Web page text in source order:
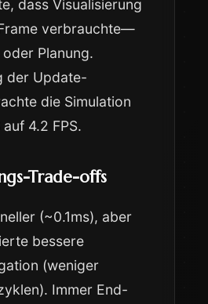
dass Visualisierung
verbrauchte—
Planung.
der Update-
die Simulation
4.2 FPS.
Trade-offs
(~0.1ms), aber
bessere
(weniger
Immer End-